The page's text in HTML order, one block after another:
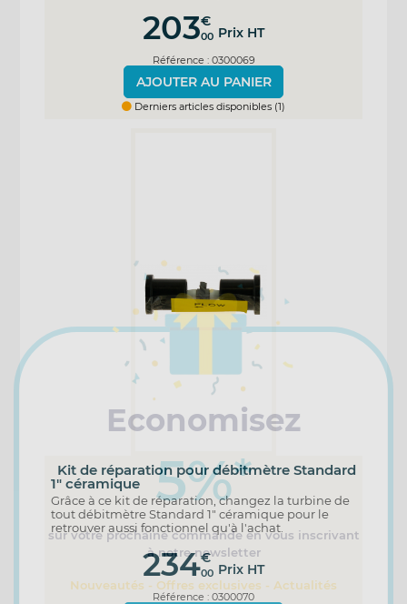
203€
00 Prix HT
Référence : 0300069
AJOUTER AU PANIER
Derniers articles disponibles (1)
Kit de réparation pour débitmètre Standard
1" céramique
Grâce à ce kit de réparation, changez la turbine de
tout débitmètre Standard 1" céramique pour le
retrouver aussi fonctionnel qu'à l'achat.
234€
00 Prix HT
Référence : 0300070
Economisez
5%*
sur votre prochaine commande en vous inscrivant
à notre newsletter
Nouveautés - Offres exclusives - Actualités